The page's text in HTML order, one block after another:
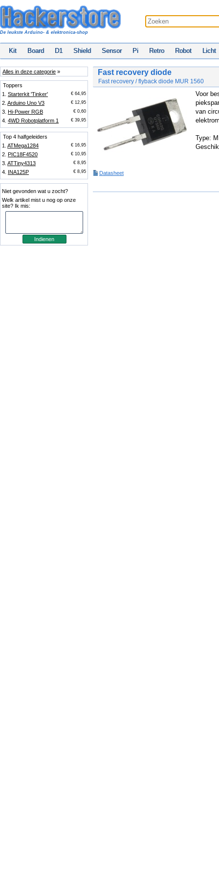
De leukste Arduino- & elektronica-shop
Kit Board D1 Shield Sensor Pi Retro Robot Licht
Alles in deze categorie »
Toppers
1. Starterkit 'Tinker' € 64,95
2. Arduino Uno V3 € 12,95
3. Hi-Power RGB € 0,60
4. 4WD Robotplatform 1 € 39,95
Top 4 halfgeleiders
1. ATMega1284 € 16,95
2. PIC18F4520 € 10,95
3. ATTiny4313 € 8,95
4. INA125P € 8,95
Niet gevonden wat u zocht?
Welk artikel mist u nog op onze
site? Ik mis:
Fast recovery diode
Fast recovery / flyback diode MUR 1560
Datasheet
Voor
van
Type: